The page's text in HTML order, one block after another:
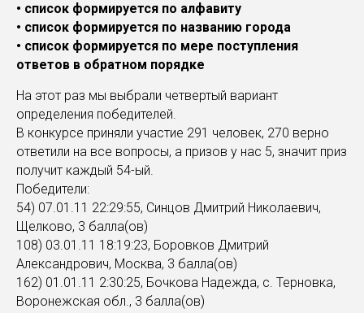
• список формируется по алфавиту
• список формируется по названию города
• список формируется по мере поступления
ответов в обратном порядке
На этот раз мы выбрали четвертый вариант
определения победителей.
В конкурсе приняли участие 291 человек, 270 верно
ответили на все вопросы, а призов у нас 5, значит приз
получит каждый 54-ый.
Победители:
54) 07.01.11 22:29:55, Cинцов Дмитрий Николаевич,
Щелково, 3 балла(ов)
108) 03.01.11 18:19:23, Боровков Дмитрий
Александрович, Москва, 3 балла(ов)
162) 01.01.11 2:30:25, Бочкова Надежда, с. Терновка,
Воронежская обл., 3 балла(ов)